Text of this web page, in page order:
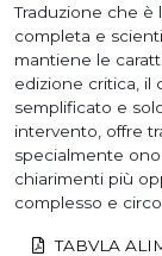
Traduzione che è
completa e
mantiene le
edizione critica, il
semplificato e
intervento, offre
specialmente
chiarimenti più
complesso e
TABVLA